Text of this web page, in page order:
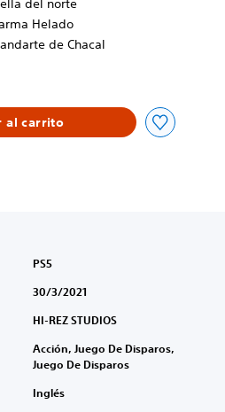
del norte
Helado
de Chacal
al carrito
PS5
30/3/2021
HI-REZ STUDIOS
Acción, Juego De Disparos,
Juego De Disparos
Inglés